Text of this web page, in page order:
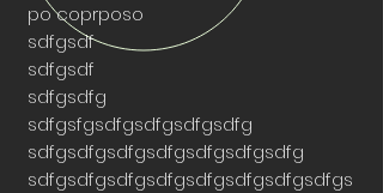
po coprposo
sdfgsdf
sdfgsdf
sdfgsdfg
sdfgsfgsdfgsdfgsdfgsdfg
sdfgsdfgsdfgsdfgsdfgsdfgsdfg
sdfgsdfgsdfgsdfgsdfgsdfgsdfgsdfgs